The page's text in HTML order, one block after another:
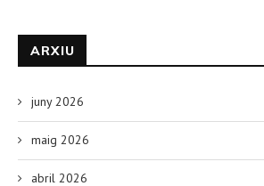
ARXIU
juny 2026
maig 2026
abril 2026